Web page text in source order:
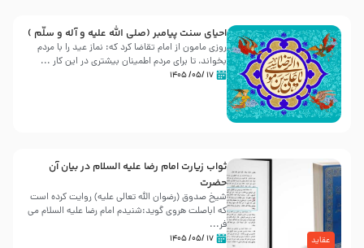
احیای سنت پیامبر (صلی الله علیه و آله و سلّم )
روزی مامون از امام تقاضا کرد که: نماز عید را با مردم
بخواند، تا برای مردم اطمینان بیشتری در این کار ...
۱۷ /۰۵/ ۱۴۰۵
عقاید
ثواب زیارت امام رضا علیه السلام در بیان آن
حضرت
شیخ صدوق (رضوان الله تعالی علیه) روایت کرده است
که اباصلت هروی گوید:شنیدم امام رضا علیه السلام می
فر...
۱۷ /۰۵/ ۱۴۰۵